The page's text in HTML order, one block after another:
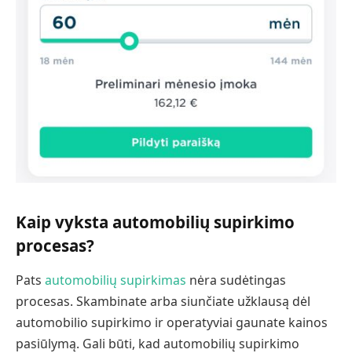
Kaip vyksta automobilių supirkimo
procesas?
Pats automobilių supirkimas nėra sudėtingas
procesas. Skambinate arba siunčiate užklausą dėl
automobilio supirkimo ir operatyviai gaunate kainos
pasiūlymą. Gali būti, kad automobilių supirkimo